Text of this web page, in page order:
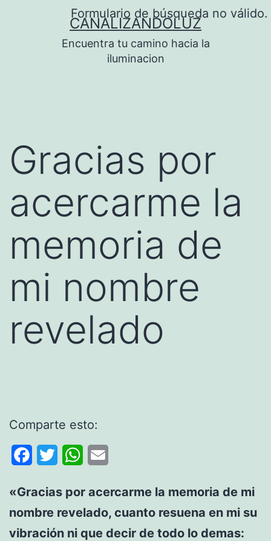
Formulario de búsqueda no válido.
CANALIZANDOLUZ
Encuentra tu camino hacia la
iluminacion
Gracias por
acercarme la
memoria de
mi nombre
revelado
Comparte esto:
Facebook
Twitter WhatsApp
«Gracias por acercarme la memoria de mi
nombre revelado, cuanto resuena en mi su
vibración ni que decir de todo lo demas: